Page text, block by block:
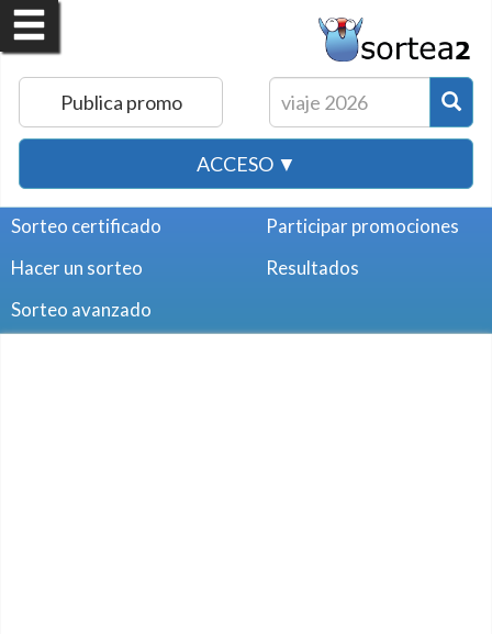
Publica promo
ACCESO ▼
Sorteo certificado
Hacer un sorteo
Sorteo avanzado
Participar promociones
Resultados